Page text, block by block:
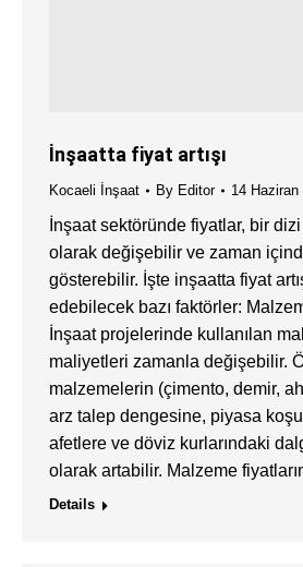
İnşaatta fiyat artışı
Kocaeli İnşaat By Editor 14 Haziran
İnşaat sektöründe fiyatlar, bir
olarak değişebilir ve zaman
gösterebilir. İşte inşaatta fiyat
edebilecek bazı faktörler:
İnşaat projelerinde kullanılan
maliyetleri zamanla değişebilir.
malzemelerin (çimento, demir,
arz talep dengesine, piyasa
afetlere ve döviz kurlarındaki
olarak artabilir. Malzeme
Details